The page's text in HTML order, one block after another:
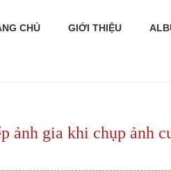
CHỦ GIỚI THIỆU
ảnh gia khi chụp ảnh